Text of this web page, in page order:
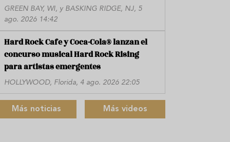
GREEN BAY, WI, y BASKING RIDGE, NJ, 5
ago. 2026 14:42
Hard Rock Cafe y Coca-Cola® lanzan el
concurso musical Hard Rock Rising
para artistas emergentes
HOLLYWOOD, Florida, 4 ago. 2026 22:05
Más noticias Más videos